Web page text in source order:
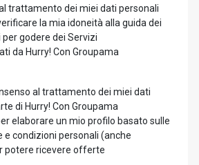
trattamento dei miei dati personali
la mia idoneità alla guida dei
godere dei Servizi
da Hurry! Con Groupama
al trattamento dei miei dati
di Hurry! Con Groupama
elaborare un mio profilo basato sulle
condizioni personali (anche
potere ricevere offerte